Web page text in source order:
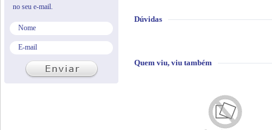
Dúvidas
Quem viu, viu também
no seu e-mail.